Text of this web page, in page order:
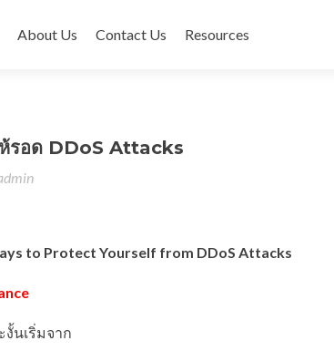
About Us Contact Us Resources
รอด DDoS Attacks
to Protect Yourself from DDoS Attacks
นเริ่มจาก